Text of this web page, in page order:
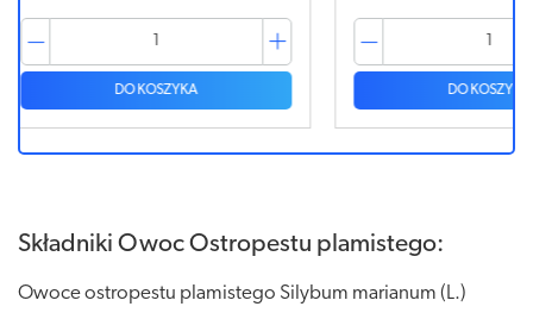
Składniki Owoc Ostropestu plamistego:
Owoce ostropestu plamistego Silybum marianum (L.)